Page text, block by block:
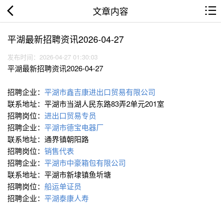
文章内容
平湖最新招聘资讯2026-04-27
发布时间：2026-04-27 01:30:03
平湖最新招聘资讯2026-04-27
招聘企业： 平湖市鑫吉康进出口贸易有限公司
联系地址：平湖市当湖人民东路83弄2单元201室
招聘岗位： 进出口贸易专员
招聘企业： 平湖市德宝电器厂
联系地址：通界镇朝阳路
招聘岗位： 销售代表
招聘企业： 平湖市中豪箱包有限公司
联系地址：平湖市新埭镇鱼圻塘
招聘岗位： 船运单证员
招聘企业： 平湖泰康人寿